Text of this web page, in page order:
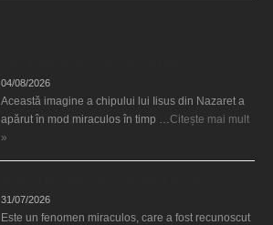
04/08/2026
Această imagine a chipului lui Iisus din Nazaret a
apărut în mod miraculos în timp … Citește mai mult
»
31/07/2026
Este un fenomen miraculos, care a fost recunoscut